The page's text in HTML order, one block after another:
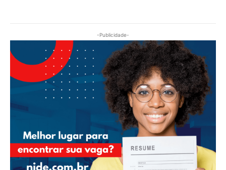
-Publicidade-